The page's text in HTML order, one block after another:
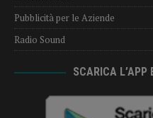
Pubblicità per le Aziende
Radio Sound
SCARICA L’APP